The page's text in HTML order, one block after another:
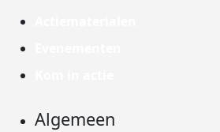
Algemeen